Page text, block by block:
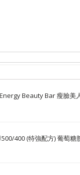
Beauty Bar 瘦臉美
400 (特強配方) 葡萄糖